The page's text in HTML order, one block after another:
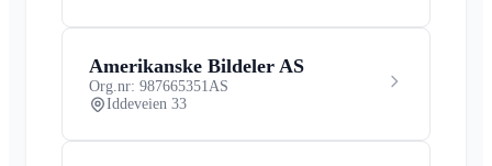
Amerikanske Bildeler AS
Org.nr: 987665351 AS
Iddeveien 33